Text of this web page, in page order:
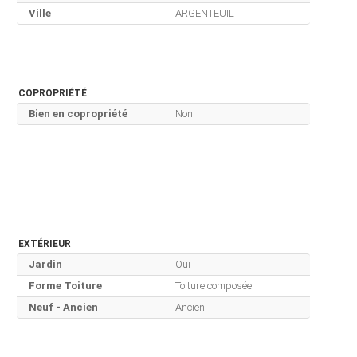
Ville ARGENTEUIL
COPROPRIÉTÉ
Bien en copropriété Non
EXTÉRIEUR
Jardin
Oui
Forme Toiture
Toiture composée
Neuf - Ancien
Ancien